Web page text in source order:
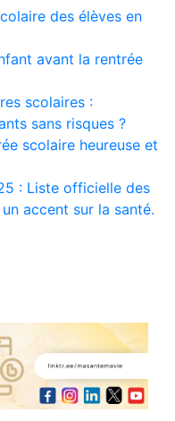
des élèves en
avant la rentrée
scolaires :
sans risques ?
scolaire heureuse et
: Liste officielle des
accent sur la santé.